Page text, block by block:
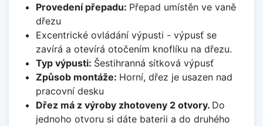
Provedení přepadu: Přepad umístěn ve vaně
dřezu
Excentrické ovládání výpusti - výpusť se
zavírá a otevírá otočením knoflíku na dřezu.
Typ výpusti: Šestihranná sítková výpusť
Způsob montáže: Horní, dřez je usazen nad
pracovní desku
Dřez má z výroby zhotoveny 2 otvory. Do
jednoho otvoru si dáte baterii a do druhého